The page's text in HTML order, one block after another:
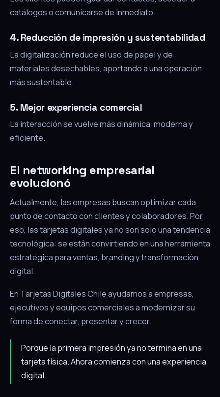
catálogos o comunicarse de inmediato.
4. Reducción de impresión y sustentabilidad
La digitalización reduce el uso de papel y de
materiales desechables, aportando a una operación
más sustentable.
5. Mejor experiencia comercial
La interacción se vuelve más dinámica, moderna y
eficiente.
El networking empresarial
evolucionó
Actualmente, las empresas buscan optimizar cada
punto de contacto con clientes y colaboradores. Por
eso, las tarjetas digitales ya no son solo una tendencia
tecnológica: se están convirtiendo en una herramienta
estratégica para ventas, branding y transformación
digital.
En Tarjetas Digitales Chile ayudamos a empresas,
ejecutivos y equipos comerciales a modernizar su
forma de conectar, presentar y crecer.
Porque la primera impresión ya no termina en una
tarjeta física. Ahora comienza con una experiencia
digital.